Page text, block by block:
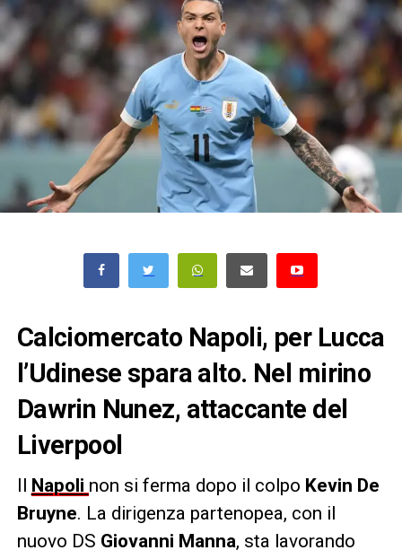
Calciomercato Napoli, per Lucca
l’Udinese spara alto. Nel mirino
Dawrin Nunez, attaccante del
Liverpool
Il Napoli non si ferma dopo il colpo Kevin De
Bruyne. La dirigenza partenopea, con il
nuovo DS Giovanni Manna, sta lavorando